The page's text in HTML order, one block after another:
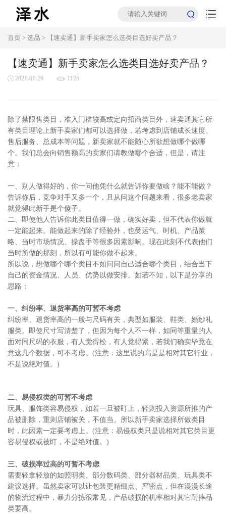
首页 > 选品 > 【速卖通】新手卖家怎么选类目选好卖产品？
【速卖通】新手卖家怎么选类目选好卖产品？
2021-01-26 1125
除了禁限售类目，准入门槛较高或定向招商类目外，速卖通其它所
有类目理论上新手卖家们都可以选择做，若考虑到店铺成长速度、
售后服务、总成本等问题，新卖家就不能随心所欲想做哪个做哪
个。我们总会向销售额高的卖家们请教做哪个合适，但是，请注
意：
一、别人做得好的，你一问他凭什么就告诉你要做啥？能不能做？
告诉你后，竞争对手又多一个，且从问这个问题来看，很多老卖家
就觉得此新手是个傻子。
二、即使他人告诉你此类目值得一做，确实好卖，但不代表你做就
一定能起来。能做起来的除了经验外，也受运气、时机、产品策
略、当时市场情况、操盘手等很多因素影响。现在此刻不代表他们
当时所做的那刻，所以有可能你做不起来。
所以说，想做哪个哪个类目不如问问自己适合哪个类目，结合当下
自己的资金情况、人员、优势以做安排。如若不知，以下是分享的
思路：
一、纠纷率、退货率高的可暂不考虑
纠纷率、退货率高的一般与尺码有关，典型如服装、鞋类、婚纱礼
服类。即使尺寸写清楚了，但因为每个人不一样，如同等重量的人
面对同尺码的衣服，有人觉得松，有人觉得紧，若我们确实毕竟在
意这几个数据，可不考虑。(注意：这里说的高是是相对其它行业，
不是说绝对值。)
二、易侵权类的可暂不考虑
玩具、服饰类容易侵权，如若一旦被盯上，轻则投入资源所推的产
品被删除，重则店铺被关，不值当。所以新手卖家选择所做类目
时，此因素一定要考虑上。(注意：易侵权类只是说相对其它类目更
容易侵权或被盯，不是绝对值。)
三、破损率过高的可暂不考虑
需要轻拿轻放的如照明类、部分数码类、部分器材品类、玩具类不
建议选择。虽然卖家可以让包装更精细点、严密点，但在漫漫长途
的物流过程中，暴力分拣很常见，产品破损的机率相对其它耐摔品
类要高。